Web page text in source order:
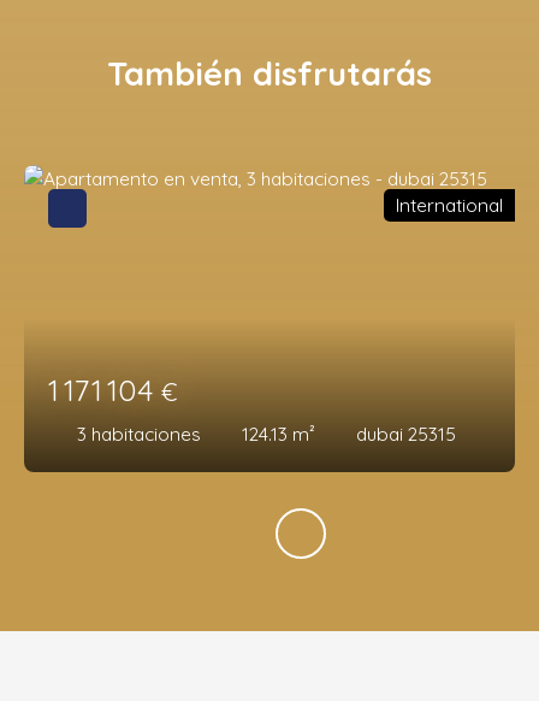
También disfrutarás
1 171 104 €
3 habitaciones 124.13 m² dubai 25315
International